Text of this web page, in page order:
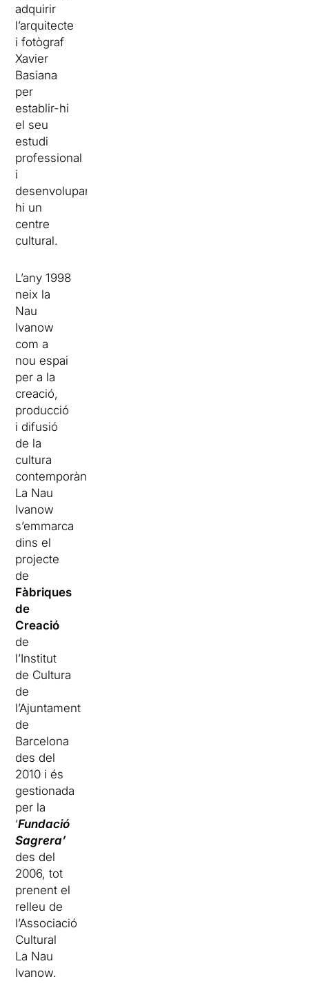
adquirir
l’arquitecte
i fotògraf
Xavier
Basiana
per
establir-hi
el seu
estudi
professional
i
desenvolupar-
hi un
centre
cultural.
L’any 1998
neix la
Nau
Ivanow
com a
nou espai
per a la
creació,
producció
i difusió
de la
cultura
contemporània.
La Nau
Ivanow
s’emmarca
dins el
projecte
de
Fàbriques
de
Creació
de
l’Institut
de Cultura
de
l’Ajuntament
de
Barcelona
des del
2010 i és
gestionada
per la
‘Fundació
Sagrera’
des del
2006, tot
prenent el
relleu de
l’Associació
Cultural
La Nau
Ivanow.